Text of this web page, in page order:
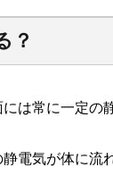
？
は常に一定の
電気が体に流